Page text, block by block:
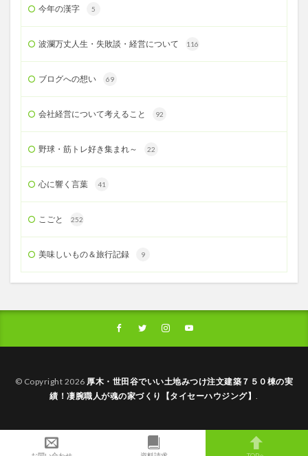
今年の漢字 5
波瀾万丈人生・失敗談・経営について 116
ブログへの想い 69
会社経営について考えること 92
野球・筋トレ好き集まれ～ 22
心に響く言葉 41
こごと 252
美味しいもの＆旅行記録 9
© Copyright 2026 厚木・世田谷でいい土地みつけ注文建築７５０棟の実
績！凄腕職人が魂の家づくり【タイセーハウジング】